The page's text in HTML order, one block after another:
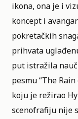
ikona, ona je i
koncept i
pokretačkih
prihvata
put istražila
pesmu “The
koju je režirao
scenofrafiju nije